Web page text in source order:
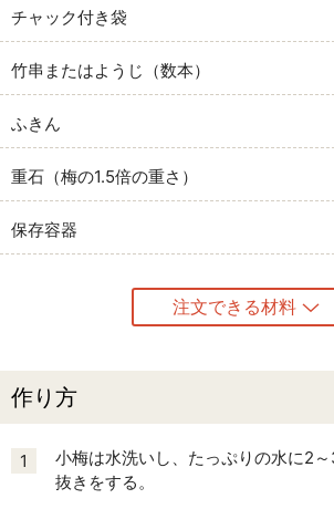
チャック付き袋
竹串またはようじ（数本）
ふきん
重石（梅の1.5倍の重さ）
保存容器
注文できる材料
作り方
1
小梅は水洗いし、たっぷりの水に2
抜きをする。